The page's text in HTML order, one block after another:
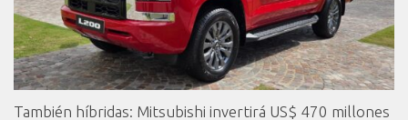
También híbridas: Mitsubishi invertirá US$ 470 millones